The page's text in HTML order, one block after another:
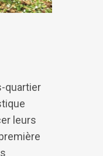
quartier
leurs